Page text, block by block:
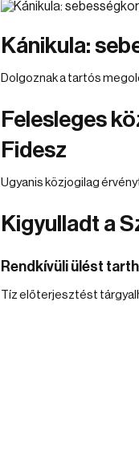
Kánikula:
Dolgoznak a tartós
Felesleges
Fidesz
Ugyanis közjogilag
Kigyulladt a
Rendkívüli ülést
Tíz előterjesztést